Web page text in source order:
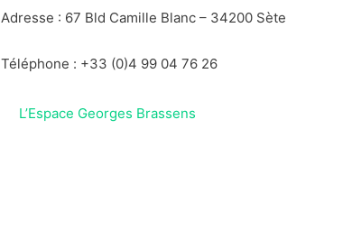
Adresse : 67 Bld Camille Blanc – 34200 Sète
Téléphone : +33 (0)4 99 04 76 26
L’Espace Georges Brassens